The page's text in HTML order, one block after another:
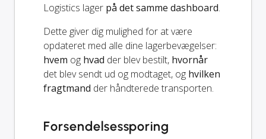
Logistics lager på det samme dashboard.
Dette giver dig mulighed for at være
opdateret med alle dine lagerbevægelser:
hvem og hvad der blev bestilt, hvornår
det blev sendt ud og modtaget, og hvilken
fragtmand der håndterede transporten.
Forsendelsessporing